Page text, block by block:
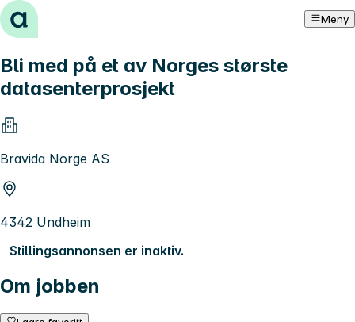
Hopp til innhold Meny
Bli med på et av Norges største
datasenterprosjekt
Bravida Norge AS
4342 Undheim
Stillingsannonsen er inaktiv.
Om jobben